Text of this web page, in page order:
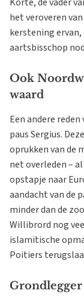
het veroveren
kerstening ervan,
aartsbisschop
Ook
waard
Een andere
paus Sergius.
oprukken van de
net overleden –
opstapje naar
aandacht van de
minder dan de
Willibrord nog
islamitische
Poitiers
Grondlegger